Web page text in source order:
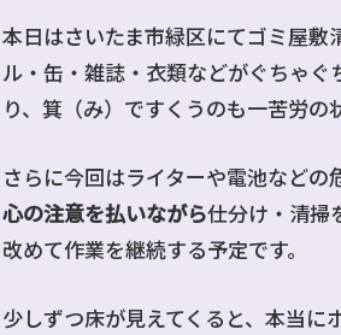
本日はさいたま市緑区にてゴミ屋
ル・缶・雑誌・衣類などがぐちゃ
り、箕（み）ですくうのも一苦労の
さらに今回はライターや電池などの
心の注意を払いながら仕分け・清掃
改めて作業を継続する予定です。
少しずつ床が見えてくると、本当に